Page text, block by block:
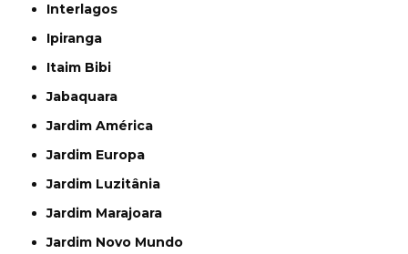
Interlagos
Ipiranga
Itaim Bibi
Jabaquara
Jardim América
Jardim Europa
Jardim Luzitânia
Jardim Marajoara
Jardim Novo Mundo